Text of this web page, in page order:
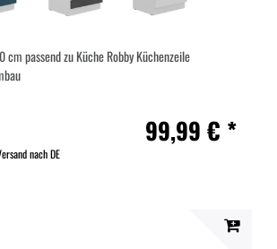
passend zu Küche Robby Küchenzeile
99,99 € *
nach DE